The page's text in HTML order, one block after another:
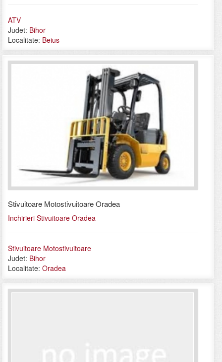
ATV
Judet: Bihor
Localitate: Beius
Stivuitoare Motostivuitoare Oradea
Inchirieri Stivuitoare Oradea
Stivuitoare Motostivuitoare
Judet: Bihor
Localitate: Oradea